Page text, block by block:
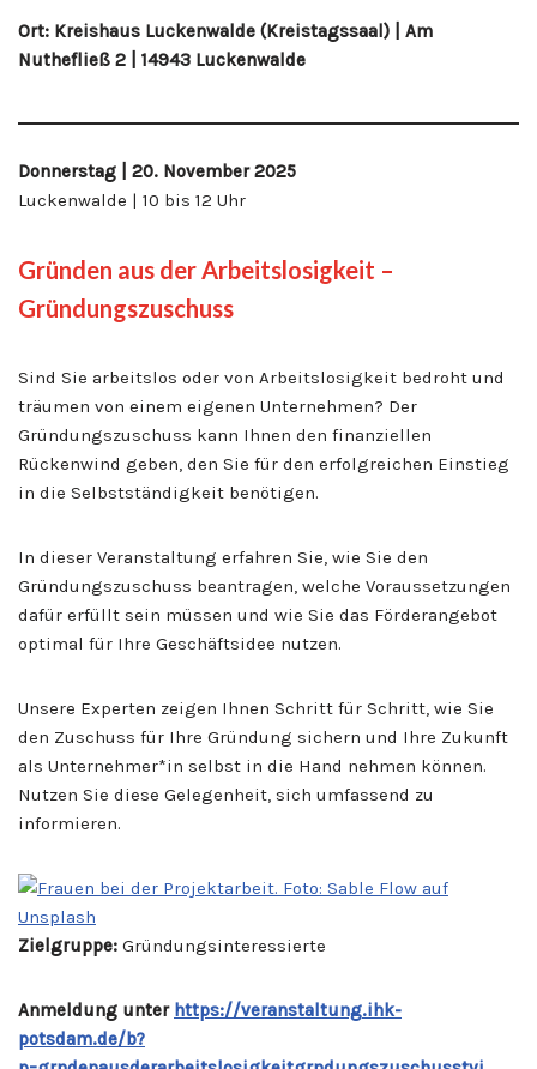
Ort: Kreishaus Luckenwalde (Kreistagssaal) | Am
Nuthefließ 2 | 14943 Luckenwalde
Donnerstag
| 20. November 2025
Luckenwalde | 10 bis 12 Uhr
Gründen aus der Arbeitslosigkeit –
Gründungszuschuss
Sind Sie arbeitslos oder von Arbeitslosigkeit bedroht und
träumen von einem eigenen Unternehmen? Der
Gründungszuschuss kann Ihnen den finanziellen
Rückenwind geben, den Sie für den erfolgreichen Einstieg
in die Selbstständigkeit benötigen.
In dieser Veranstaltung erfahren Sie, wie Sie den
Gründungszuschuss beantragen, welche Voraussetzungen
dafür erfüllt sein müssen und wie Sie das Förderangebot
optimal für Ihre Geschäftsidee nutzen.
Unsere Experten zeigen Ihnen Schritt für Schritt, wie Sie
den Zuschuss für Ihre Gründung sichern und Ihre Zukunft
als Unternehmer*in selbst in die Hand nehmen können.
Nutzen Sie diese Gelegenheit, sich umfassend zu
informieren.
Zielgruppe: Gründungsinteressierte
Anmeldung unter https://veranstaltung.ihk-
potsdam.de/b?